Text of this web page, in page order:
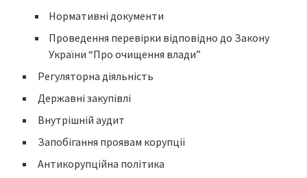
Нормативні документи
Проведення перевірки відповідно до Закону
України “Про очищення влади”
Регуляторна діяльність
Державні закупівлі
Внутрішній аудит
Запобігання проявам корупції
Антикорупційна політика